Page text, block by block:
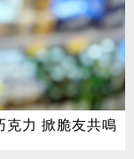
克力 掀脆友共鳴